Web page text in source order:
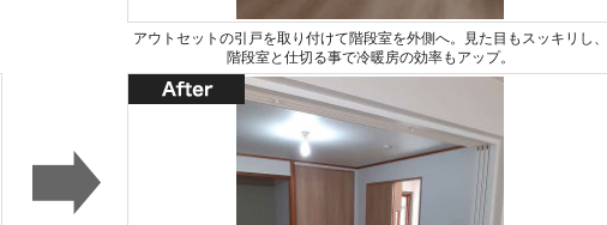
アウトセットの引戸を取り付けて階段室を外側へ。見た目もスッキリし、
階段室と仕切る事で冷暖房の効率もアップ。